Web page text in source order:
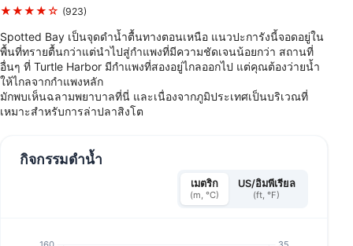
★★★★☆ (923)
Spotted Bay เป็นจุดดำน้ำตื้นทางตอนเหนือ แนวปะการังนี้จอดอยู่ใน
พื้นที่ทรายตื้นกว่าแต่นำไปสู่กำแพงที่มีความชัดเจนน้อยกว่า สถานที่
อื่นๆ ที่ Turtle Harbor มีกำแพงที่สองอยู่ไกลออกไป แต่คุณต้องว่ายน้ำ
ให้ไกลจากกำแพงหลัก
มักพบเห็นฉลามพยาบาลที่นี่ และเนื่องจากภูมิประเทศเป็นบริเวณที่
เหมาะสำหรับการล่าปลาสิงโต
กิจกรรมดำน้ำ
เมตริก
(m, °C)
US/อิมพีเรียล
(ft, °F)